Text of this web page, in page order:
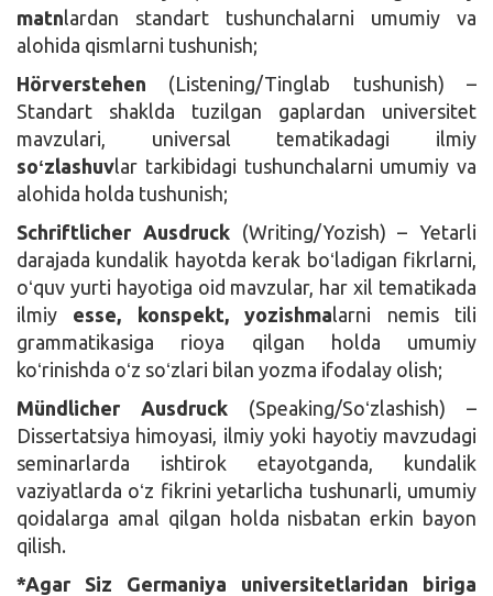
matnlardan standart tushunchalarni umumiy va
alohida qismlarni tushunish;
Hörverstehen (Listening/Tinglab tushunish) –
Standart shaklda tuzilgan gaplardan universitet
mavzulari, universal tematikadagi ilmiy
soʻzlashuvlar tarkibidagi tushunchalarni umumiy va
alohida holda tushunish;
Schriftlicher Ausdruck (Writing/Yozish) – Yetarli
darajada kundalik hayotda kerak boʻladigan fikrlarni,
oʻquv yurti hayotiga oid mavzular, har xil tematikada
ilmiy esse, konspekt, yozishmalarni nemis tili
grammatikasiga rioya qilgan holda umumiy
koʻrinishda oʻz soʻzlari bilan yozma ifodalay olish;
Mündlicher Ausdruck (Speaking/Soʻzlashish) –
Dissertatsiya himoyasi, ilmiy yoki hayotiy mavzudagi
seminarlarda ishtirok etayotganda, kundalik
vaziyatlarda oʻz fikrini yetarlicha tushunarli, umumiy
qoidalarga amal qilgan holda nisbatan erkin bayon
qilish.
*Agar Siz Germaniya universitetlaridan biriga